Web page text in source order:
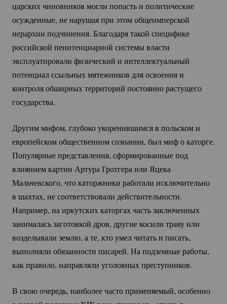
царских чиновников могли попасть и политические
осужденные, не нарушая при этом общеимперской
иерархии подчинения. Благодаря такой специфике
российской пенитенциарной системы власти
эксплуатировали физический и интеллектуальный
потенциал ссыльных мятежников для освоения и
контроля обширных территорий постоянно растущего
государства.
Другим мифом, глубоко укоренившимся в польском и
европейском общественном сознании, был миф о каторге.
Популярные представления, сформированные под
влиянием картин Артура Гротгера или Яцека
Мальчевского, что каторжники работали исключительно
в шахтах, не соответствовали действительности.
Например, на иркутских каторгах часть заключенных
занималась заготовкой дров, другие косили траву или
возделывали землю, а те, кто умел читать и писать,
выполняли обязанности писарей. На подземные работы,
как правило, направляли уголовных преступников.
В свою очередь, наиболее часто применяемый, особенно